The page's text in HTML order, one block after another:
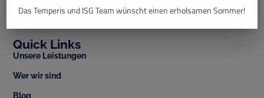
Quick Links
Unsere Leistungen
Wer wir sind
Blog
Das Temperis und ISG Team wünscht einen erholsamen Sommer!